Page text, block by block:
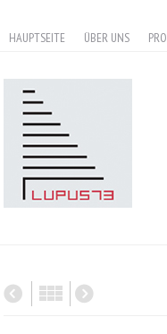
HAUPTSEITE ÜBER UNS